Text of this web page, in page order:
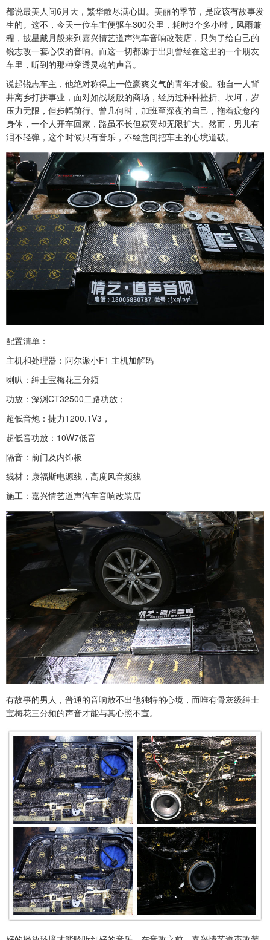
都说最美人间6月天，繁华散尽满心田。美丽的季节，是应该有故事发
生的。这不，今天一位车主便驱车300公里，耗时3个多小时，风雨兼
程，披星戴月般来到嘉兴情艺道声汽车音响改装店，只为了给自己的
锐志改一套心仪的音响。而这一切都源于出则曾经在这里的一个朋友
车里，听到的那种穿透灵魂的声音。
说起锐志车主，他绝对称得上一位豪爽义气的青年才俊。独自一人背
井离乡打拼事业，面对如战场般的商场，经历过种种挫折、坎坷，岁
压力无限，但步幅前行。曾几何时，加班至深夜的自己，拖着疲惫的
身体，一个人开车回家，路虽不长但寂寞却无限扩大。然而，男儿有
泪不轻弹，这个时候只有音乐，不经意间把车主的心境道破。
配置清单：
主机和处理器：阿尔派小F1 主机加解码
喇叭：绅士宝梅花三分频
功放：深渊CT32500二路功放；
超低音炮：捷力1200.1V3，
超低音功放：10W7低音
隔音：前门及内饰板
线材：康福斯电源线，高度风音频线
施工：嘉兴情艺道声汽车音响改装店
有故事的男人，普通的音响放不出他独特的心境，而唯有骨灰级绅士
宝梅花三分频的声音才能与其心照不宣。